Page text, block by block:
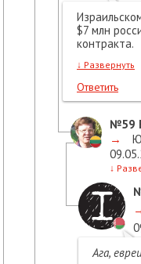
$7 млн
контракта.
↓ Развернуть
Ответить
№59
→
↓
Ага,